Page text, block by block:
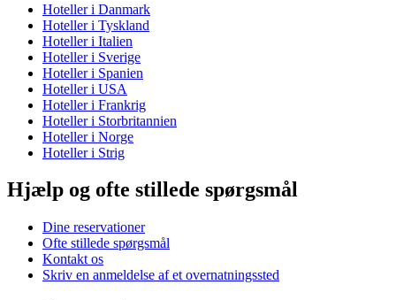
Hoteller i Danmark
Hoteller i Tyskland
Hoteller i Italien
Hoteller i Sverige
Hoteller i Spanien
Hoteller i USA
Hoteller i Frankrig
Hoteller i Storbritannien
Hoteller i Norge
Hoteller i Strig
Hjælp og ofte stillede spørgsmål
Dine reservationer
Ofte stillede spørgsmål
Kontakt os
Skriv en anmeldelse af et overnatningssted